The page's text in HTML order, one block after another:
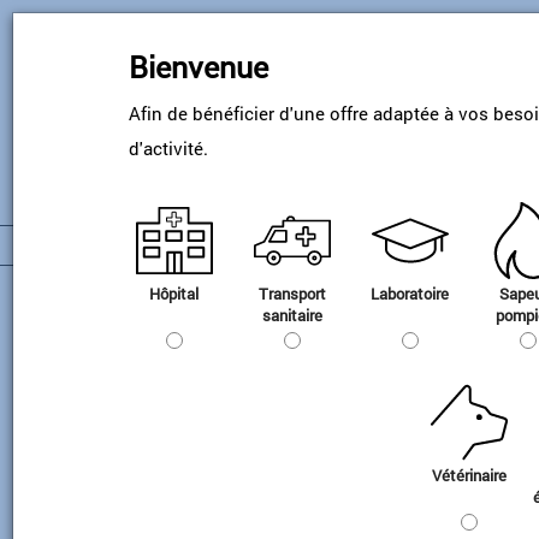
Passer
Bienvenue
Afin de bénéficier d'une offre adaptée à vos
d'activité.
Hôpital
Transport
sanitaire
Laboratoire
Vétérinaire
Créér un compte